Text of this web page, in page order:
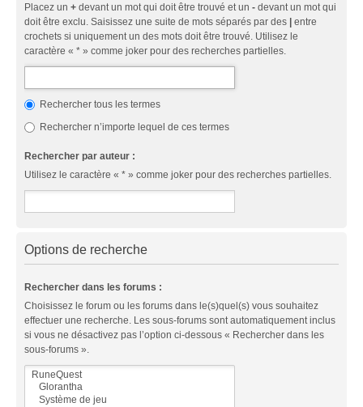
Placez un + devant un mot qui doit être trouvé et un - devant un mot qui
doit être exclu. Saisissez une suite de mots séparés par des | entre
crochets si uniquement un des mots doit être trouvé. Utilisez le
caractère « * » comme joker pour des recherches partielles.
Rechercher tous les termes
Rechercher n’importe lequel de ces termes
Rechercher par auteur :
Utilisez le caractère « * » comme joker pour des recherches partielles.
Options de recherche
Rechercher dans les forums :
Choisissez le forum ou les forums dans le(s)quel(s) vous souhaitez
effectuer une recherche. Les sous-forums sont automatiquement inclus
si vous ne désactivez pas l’option ci-dessous « Rechercher dans les
sous-forums ».